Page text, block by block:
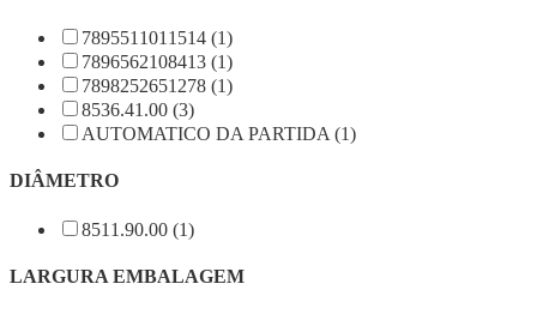
7895511011514 (1)
7896562108413 (1)
7898252651278 (1)
8536.41.00 (3)
AUTOMATICO DA PARTIDA (1)
DIÂMETRO
8511.90.00 (1)
LARGURA EMBALAGEM